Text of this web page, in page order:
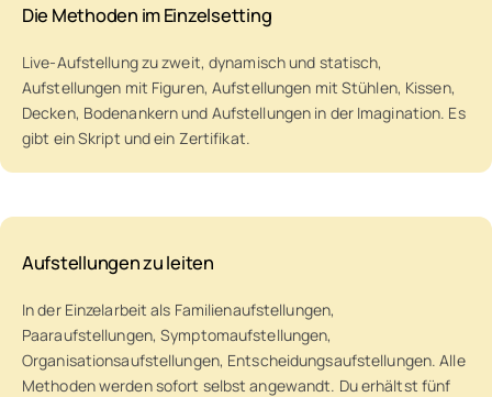
Die Methoden im Einzelsetting
Live-Aufstellung zu zweit, dynamisch und statisch,
Aufstellungen mit Figuren, Aufstellungen mit Stühlen, Kissen,
Decken, Bodenankern und Aufstellungen in der Imagination. Es
gibt ein Skript und ein Zertifikat.
Aufstellungen zu leiten
In der Einzelarbeit als Familienaufstellungen,
Paaraufstellungen, Symptomaufstellungen,
Organisationsaufstellungen, Entscheidungsaufstellungen. Alle
Methoden werden sofort selbst angewandt. Du erhältst fünf